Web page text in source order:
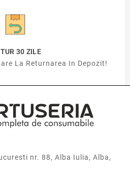
30 ZILE
La Returnarea In Depozit!
nr. 88, Alba Iulia, Alba,